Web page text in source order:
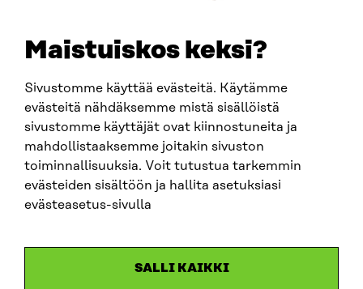
Maistuiskos keksi?
Sivustomme käyttää evästeitä. Käytämme
evästeitä nähdäksemme mistä sisällöistä
sivustomme käyttäjät ovat kiinnostuneita ja
mahdollistaaksemme joitakin sivuston
toiminnallisuuksia. Voit tutustua tarkemmin
evästeiden sisältöön ja hallita asetuksiasi
evästeasetus-sivulla
SALLI KAIKKI
SITRA SOSIAALISESSA MEDIASSA
LinkedIn
Instagram
YouTube